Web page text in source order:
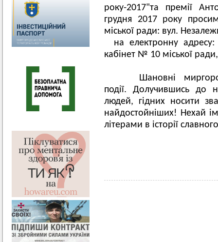
року-2017"та премії
грудня 2017 року
міської ради: вул.
на електронну
кабінет № 10 міської
Шановні
події. Долучившись до
людей, гідних носити
найдостойніших! Нехай
літерами в історії